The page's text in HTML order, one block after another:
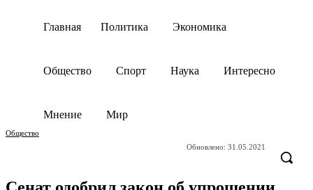
Главная Политика Экономика
Общество Спорт Наука Интересно
Мнение Мир
Общество
Обновлено: 31.05.2021